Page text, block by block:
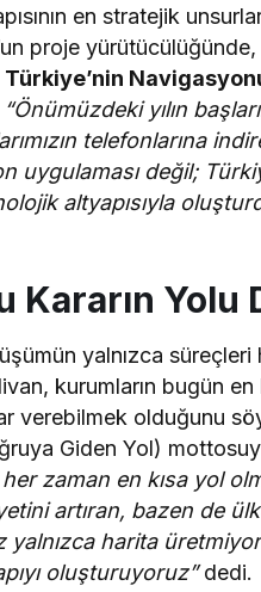
en stratejik
proje yürütücülüğünde,
Türkiye’nin
“Önümüzdeki yılın
telefonlarına
uygulaması değil;
altyapısıyla
Kararın
yalnızca süreçleri
kurumların bugün
verebilmek olduğunu
Giden Yol)
zaman en kısa yol
artıran, bazen de
yalnızca harita
oluşturuyoruz”dedi.